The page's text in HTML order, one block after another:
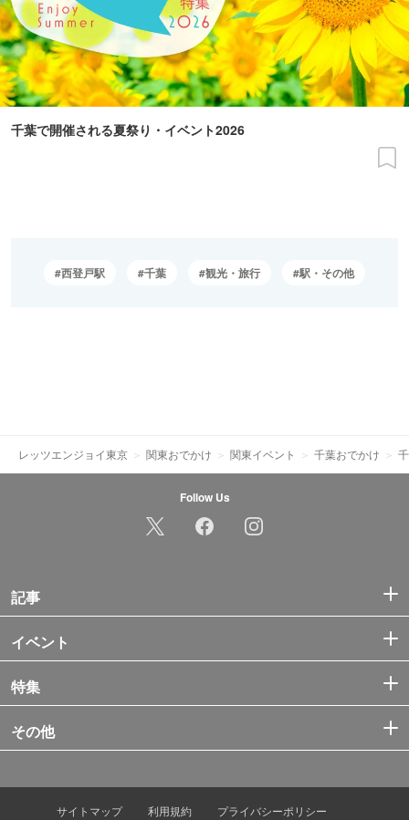
千葉で開催される夏祭り・イベント2026
西登戸駅 千葉 観光・旅行 駅・その他
レッツエンジョイ東京 関東おでかけ 関東イベント 千葉おでかけ
Follow Us
記事
イベント
特集
その他
サイトマップ 利用規約 プライバシーポリシー